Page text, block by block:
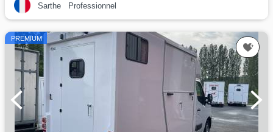
Sarthe Professionnel
PREMIUM